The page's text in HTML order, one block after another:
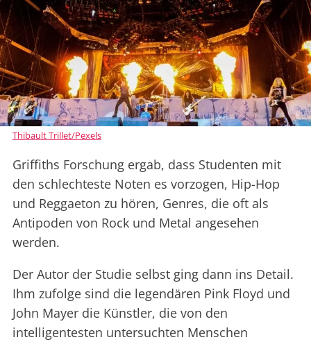
Thibault Trillet/Pexels
Griffiths Forschung ergab, dass Studenten mit
den schlechteste Noten es vorzogen, Hip-Hop
und Reggaeton zu hören, Genres, die oft als
Antipoden von Rock und Metal angesehen
werden.
Der Autor der Studie selbst ging dann ins Detail.
Ihm zufolge sind die legendären Pink Floyd und
John Mayer die Künstler, die von den
intelligentesten untersuchten Menschen